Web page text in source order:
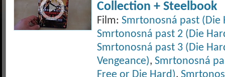
Collection + Steelbook
Film: Smrtonosná past (Die
Smrtonosná past 2 (Die
Smrtonosná past 3 (Die
Vengeance), Smrtonosná